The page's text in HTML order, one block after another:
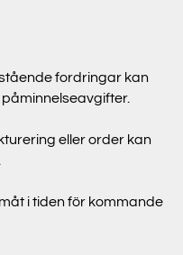
fordringar kan
eller order kan
i tiden för kommande